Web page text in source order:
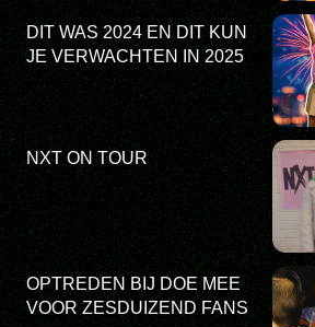
DIT WAS 2024 EN DIT KUN
JE VERWACHTEN IN 2025
NXT ON TOUR
OPTREDEN BIJ DOE MEE
VOOR ZESDUIZEND FANS